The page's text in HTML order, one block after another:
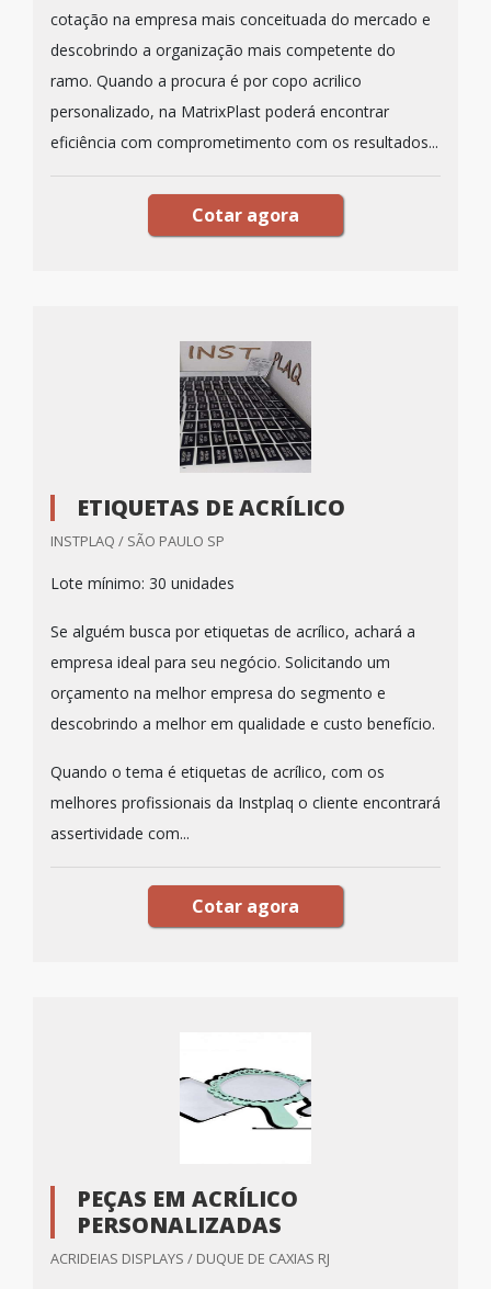
cotação na empresa mais conceituada do mercado e
descobrindo a organização mais competente do
ramo. Quando a procura é por copo acrilico
personalizado, na MatrixPlast poderá encontrar
eficiência com comprometimento com os resultados...
Cotar agora
ETIQUETAS DE ACRÍLICO
INSTPLAQ / SÃO PAULO SP
Lote mínimo: 30 unidades
Se alguém busca por etiquetas de acrílico, achará a
empresa ideal para seu negócio. Solicitando um
orçamento na melhor empresa do segmento e
descobrindo a melhor em qualidade e custo benefício.
Quando o tema é etiquetas de acrílico, com os
melhores profissionais da Instplaq o cliente encontrará
assertividade com...
Cotar agora
PEÇAS EM ACRÍLICO
PERSONALIZADAS
ACRIDEIAS DISPLAYS / DUQUE DE CAXIAS RJ